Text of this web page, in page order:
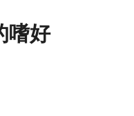
嗜好